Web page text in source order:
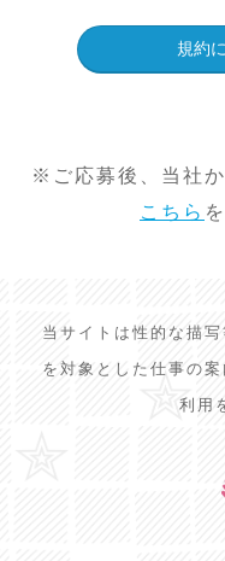
※ご応募後、当社
こちら
当サイトは性的な描
を対象とした仕事の
利用